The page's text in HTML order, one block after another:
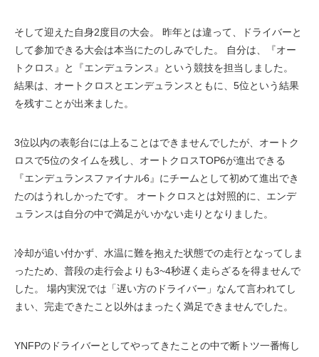
そして迎えた自身2度目の大会。 昨年とは違って、ドライバーと
して参加できる大会は本当にたのしみでした。 自分は、『オー
トクロス』と『エンデュランス』という競技を担当しました。
結果は、オートクロスとエンデュランスともに、5位という結果
を残すことが出来ました。
3位以内の表彰台には上ることはできませんでしたが、オートク
ロスで5位のタイムを残し、オートクロスTOP6が進出できる
『エンデュランスファイナル6』にチームとして初めて進出でき
たのはうれしかったです。 オートクロスとは対照的に、エンデ
ュランスは自分の中で満足がいかない走りとなりました。
冷却が追い付かず、水温に難を抱えた状態での走行となってしま
ったため、普段の走行会よりも3~4秒遅く走らざるを得ませんで
した。 場内実況では「遅い方のドライバー」なんて言われてし
まい、完走できたこと以外はまったく満足できませんでした。
YNFPのドライバーとしてやってきたことの中で断トツ一番悔し